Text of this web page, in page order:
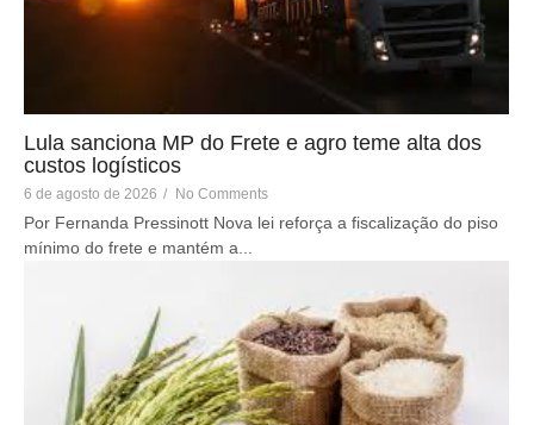
Lula sanciona MP do Frete e agro teme alta dos
custos logísticos
6 de agosto de 2026 / No Comments
Por Fernanda Pressinott Nova lei reforça a fiscalização do piso
mínimo do frete e mantém a...